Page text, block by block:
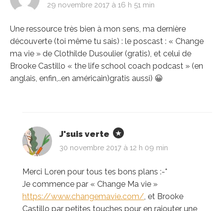
29 novembre 2017 à 16 h 51 min
Une ressource très bien à mon sens, ma dernière
découverte (toi même tu sais) : le poscast : « Change
ma vie » de Clothilde Dusoulier (gratis), et celui de
Brooke Castillo « the life school coach podcast » (en
anglais, enfin,..en américain)gratis aussi) 😀
J'suis verte
30 novembre 2017 à 12 h 09 min
Merci Loren pour tous tes bons plans :-*
Je commence par « Change Ma vie »
https://www.changemavie.com/ , et Brooke
Castillo par petites touches pour en rajouter une